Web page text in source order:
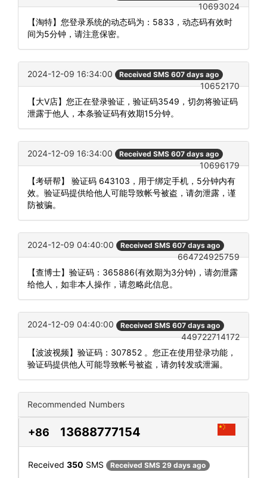
10693024
【淘特】您登录系统的动态码为：5833，动态码有效时
间为5分钟，请注意保密。
2024-12-09 16:34:00 Received SMS 607 days ago
10652170
【大V店】您正在登录验证，验证码3549，切勿将验证码
泄露于他人，本条验证码有效期15分钟。
2024-12-09 16:34:00 Received SMS 607 days ago
10696179
【考研帮】 验证码 643103，用于绑定手机，5分钟内有
效。验证码提供给他人可能导致帐号被盗，请勿泄露，谨
防被骗。
2024-12-09 04:40:00 Received SMS 607 days ago
664724925759
【查博士】验证码：365886(有效期为3分钟)，请勿泄露
给他人，如非本人操作，请忽略此信息。
2024-12-09 04:40:00 Received SMS 607 days ago
449722714172
【波波视频】验证码：307852 。您正在使用登录功能，
验证码提供他人可能导致帐号被盗，请勿转发或泄漏。
Recommended Numbers
+86 13688777154
Received 350 SMS Received SMS 29 days ago